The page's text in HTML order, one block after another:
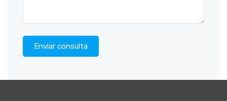
Enviar consulta